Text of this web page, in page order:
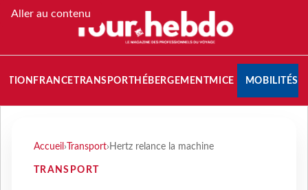
Aller au contenu
FRANCETRANSPORT HÉBERGEMENTMICE MOBILITÉS
Accueil › Transport› Hertz relance la machine
TRANSPORT